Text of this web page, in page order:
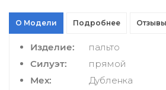
О Модели Подробнее Отзывы
Изделие:
пальто
Силуэт:
прямой
Мех:
Дубленка